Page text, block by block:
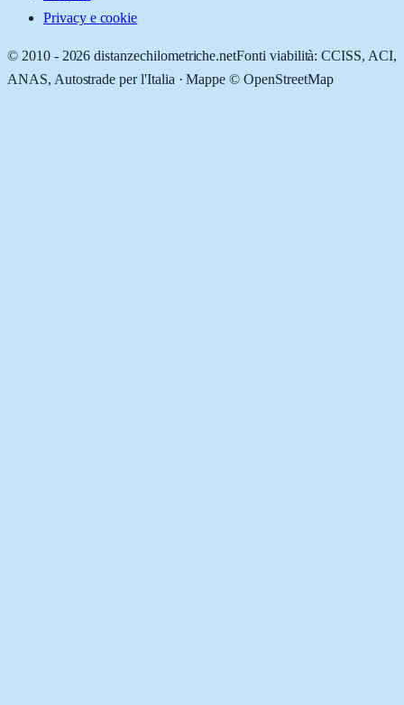
Privacy e cookie
© 2010 - 2026 distanzechilometriche.netFonti viabilità: CCISS, ACI,
ANAS, Autostrade per l'Italia · Mappe © OpenStreetMap